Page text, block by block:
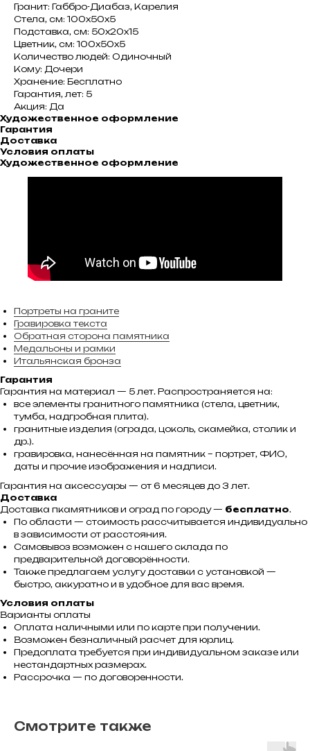
Гранит: Габбро-Диабаз, Карелия
Стела, см: 100х50х5
Подставка, см: 50х20х15
Цветник, см: 100х50х5
Количество людей: Одиночный
Кому: Дочери
Хранение: Бесплатно
Гарантия, лет: 5
Акция: Да
Художественное оформление
Гарантия
Доставка
Условия оплаты
Художественное оформление
Портреты на граните
Гравировка текста
Обратная сторона памятника
Медальоны и рамки
Итальянская бронза
Гарантия
Гарантия на материал — 5 лет. Распространяется на:
все элементы гранитного памятника (стела, цветник,
тумба, надгробная плита).
гранитные изделия (ограда, цоколь, скамейка, столик и
др.).
гравировка, нанесённая на памятник – портрет, ФИО,
даты и прочие изображения и надписи.
Гарантия на аксессуары — от 6 месяцев до 3 лет.
Доставка
Доставка пкамятников и оград по городу — бесплатно.
По области — стоимость рассчитывается индивидуально
в зависимости от расстояния.
Самовывоз возможен с нашего склада по
предварительной договорённости.
Также предлагаем услугу доставки с установкой —
быстро, аккуратно и в удобное для вас время.
Условия оплаты
Варианты оплаты
Оплата наличными или по карте при получении.
Возможен безналичный расчет для юрлиц.
Предоплата требуется при индивидуальном заказе или
нестандартных размерах.
Рассрочка — по договоренности.
Смотрите также